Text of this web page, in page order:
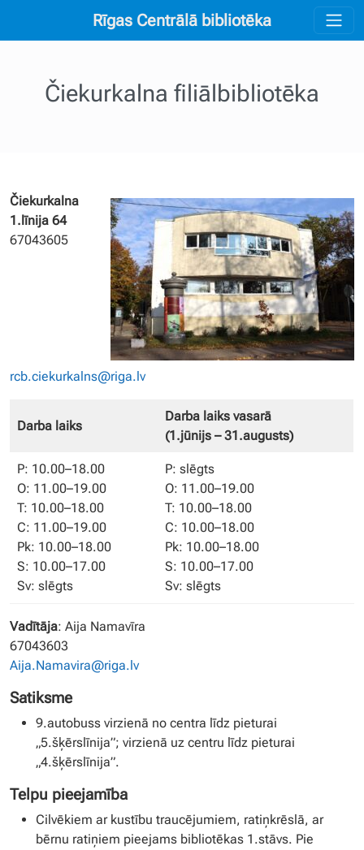
Rīgas Centrālā bibliotēka
Čiekurkalna filiālbibliotēka
Čiekurkalna
1.līnija 64
67043605
rcb.ciekurkalns@riga.lv
Darba laiks
Darba laiks vasarā
(1.jūnijs – 31.augusts)
P: 10.00–18.00
O: 11.00–19.00
T: 10.00–18.00
C: 11.00–19.00
Pk: 10.00–18.00
S: 10.00–17.00
Sv: slēgts
P: slēgts
O: 11.00–19.00
T: 10.00–18.00
C: 10.00–18.00
Pk: 10.00–18.00
S: 10.00–17.00
Sv: slēgts
Vadītāja: Aija Namavīra
67043603
Aija.Namavira@riga.lv
Satiksme
9.autobuss virzienā no centra līdz pieturai
„5.šķērslīnija”; virzienā uz centru līdz pieturai
„4.šķērslīnija”.
Telpu pieejamība
Cilvēkiem ar kustību traucējumiem, ratiņkrēslā, ar
bērnu ratiņiem pieejams bibliotēkas 1.stāvs. Pie